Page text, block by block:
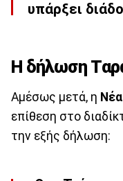
υπάρξει
Η δήλωση
Αμέσως μετά, η
επίθεση στο
την εξής δήλωση: